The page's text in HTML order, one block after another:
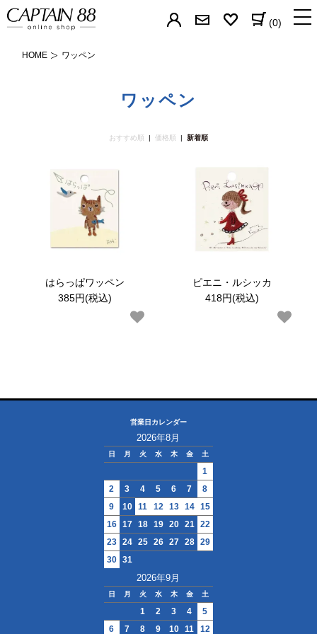
(0)
HOME ワッペン
すそあげテープ
カーテン用テープ
帽子用テープ
ワッペン
おすすめ順 | 価格順 | 新着順
はらっぱワッペン
385円(税込)
ピエニ・ルシッカ
418円(税込)
営業日カレンダー
2026年8月
日 月 火 水 木 金 土
1
2
3 4 5 6 7
8
9
10 11 12 13 14 15
16 17 18 19 20 21 22
23 24 25 26 27 28 29
30 31
2026年9月
日 月 火 水 木 金 土
1 2 3 4
5
6
7 8 9 10 11 12